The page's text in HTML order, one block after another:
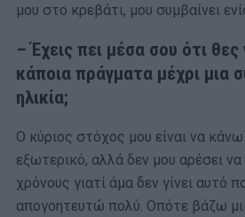
μου στο κρεβάτι, μου συμβαίνει
– Έχεις πει μέσα σου ότι θες
κάποια πράγματα μέχρι μια
ηλικία;
Ο κύριος στόχος μου είναι να
εξωτερικό, αλλά δεν μου αρέσει
χρόνους γιατί άμα δεν γίνει αυτό
απογοητευτώ πολύ. Οπότε βάζω